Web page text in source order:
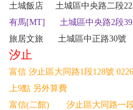
土城飯店
土城區中央路二段
有馬[MT] 土城區中央路2段
旅居文旅 土城區中正路
汐止
富信 汐止區大同路1段128號
上9點 另外算費
富信(二館) 汐止區大同路一